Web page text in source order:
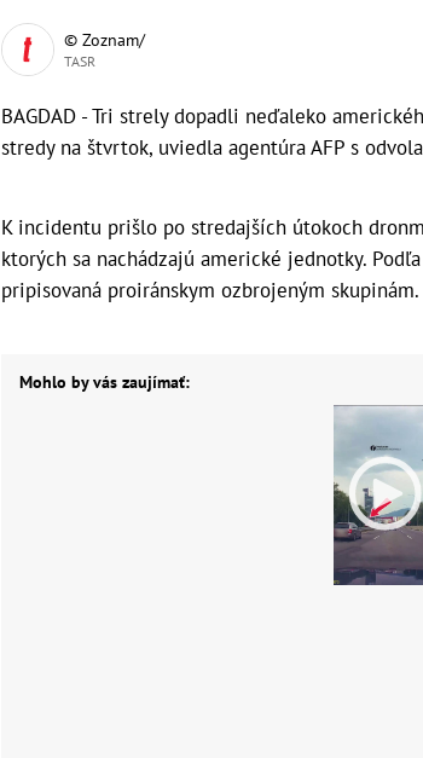
© Zoznam/
TASR
BAGDAD - Tri strely dopadli neďaleko
stredy na štvrtok, uviedla agentúra AFP s
K incidentu prišlo po stredajších útokoch
ktorých sa nachádzajú americké jednotky.
pripisovaná proiránskym ozbrojeným skupinám.
Mohlo by vás zaujímať: